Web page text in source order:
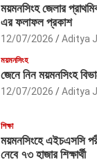
ময়মনসিংহ জেলার
এর ফলাফল প্রকাশ
12/07/2026 Aditya
ময়মনসিংহ
জেনে নিন ময়মনসিংহ
12/07/2026 Aditya
শিক্ষা
ময়মনসিংহে এইচএসসি
নেবে ৭৩ হাজার শিক্ষার্থী